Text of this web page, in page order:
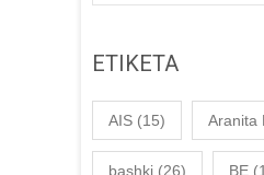
ETIKETA
AIS (15) Aranita
bashki (26) BE